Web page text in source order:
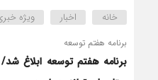
خانه اخبار ویژه
برنامه هفتم توسعه
برنامه هفتم توسعه ابلاغ